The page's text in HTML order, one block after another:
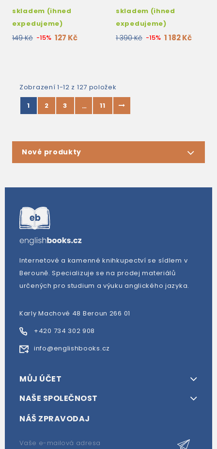
skladem (ihned
expedujeme)
149 Kč -15% 127 Kč
skladem (ihned
expedujeme)
1 390 Kč -15% 1 182 Kč
Zobrazení 1-12 z 127 položek
1
2 3 … 11
Nové produkty
Internetové a kamenné knihkupectví se sídlem v
Berouně. Specializuje se na prodej materiálů
určených pro studium a výuku anglického jazyka.
Karly Machové 48 Beroun 266 01
+420 734 302 908
info@englishbooks.cz
MŮJ ÚČET
NAŠE SPOLEČNOST
NÁŠ ZPRAVODAJ